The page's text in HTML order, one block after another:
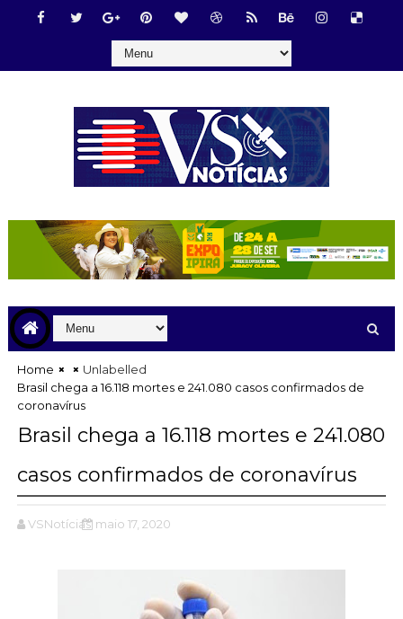
Home
Unlabelled
Brasil chega a 16.118 mortes e 241.080 casos confirmados de
coronavírus
Brasil chega a 16.118 mortes e 241.080
casos confirmados de coronavírus
VSNotícias maio 17, 2020